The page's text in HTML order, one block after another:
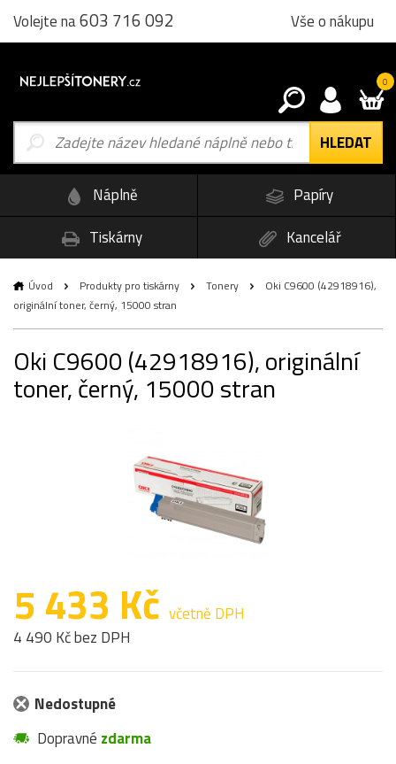
Volejte na603 716 092 Vše o nákupu
0
Náplně
Papíry
Tiskárny
Kancelář
Úvod Produkty pro tiskárny Tonery
Oki C9600 (42918916),
originální toner, černý, 15000 stran
Oki C9600 (42918916), originální
toner, černý, 15000 stran
5 433 Kč včetně DPH
4 490 Kč bez DPH
Nedostupné
Dopravné zdarma